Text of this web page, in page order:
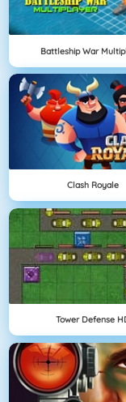
Battleship War
Clash Royale
Tower Defense